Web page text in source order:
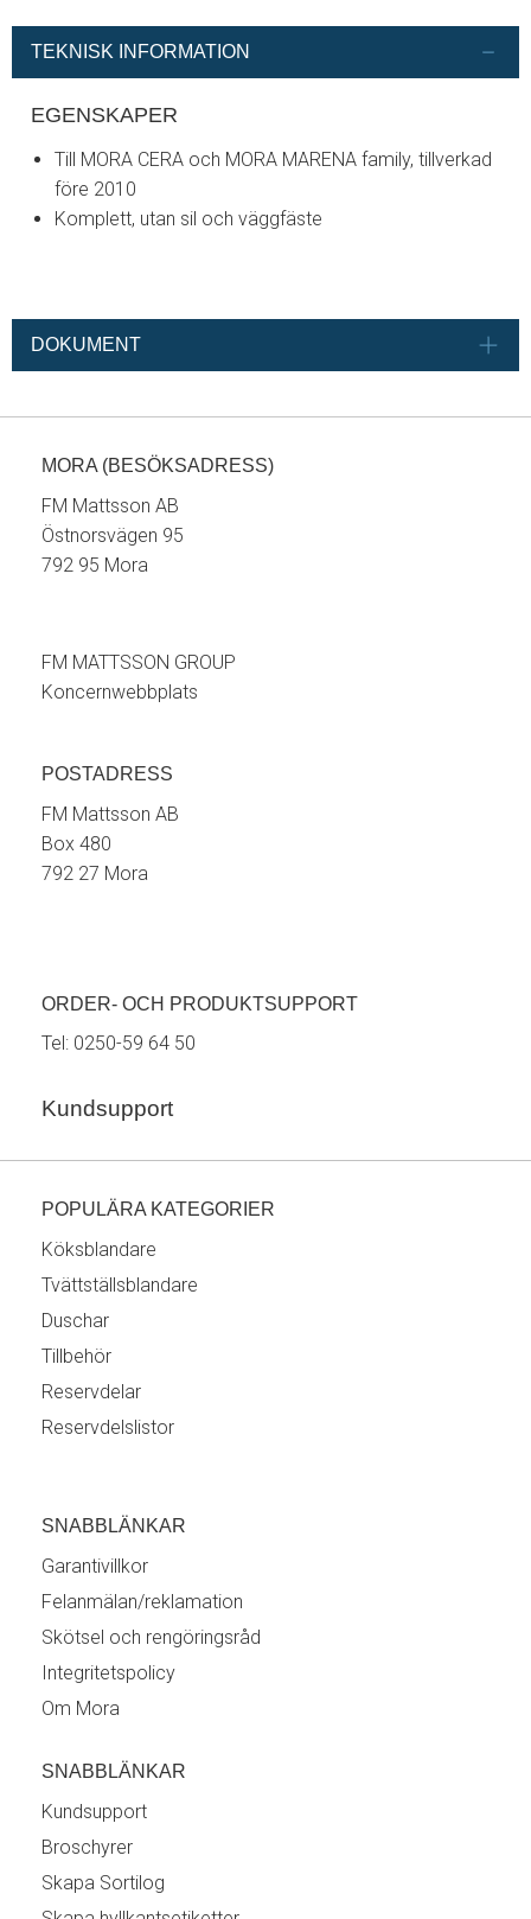
TEKNISK INFORMATION
EGENSKAPER
Till MORA CERA och MORA MARENA family, tillverkad
före 2010
Komplett, utan sil och väggfäste
DOKUMENT
MORA (BESÖKSADRESS)
FM Mattsson AB
Östnorsvägen 95
792 95 Mora
FM MATTSSON GROUP
Koncernwebbplats
POSTADRESS
FM Mattsson AB
Box 480
792 27 Mora
ORDER- OCH PRODUKTSUPPORT
Tel: 0250-59 64 50
Kundsupport
POPULÄRA KATEGORIER
Köksblandare
Tvättställsblandare
Duschar
Tillbehör
Reservdelar
Reservdelslistor
SNABBLÄNKAR
Garantivillkor
Felanmälan/reklamation
Skötsel och rengöringsråd
Integritetspolicy
Om Mora
SNABBLÄNKAR
Kundsupport
Broschyrer
Skapa Sortilog